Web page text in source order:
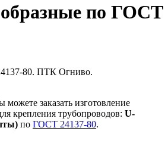
по ГОСТ
заказать изготовление
крепления трубопроводов: U-
по ГОСТ 24137-80.